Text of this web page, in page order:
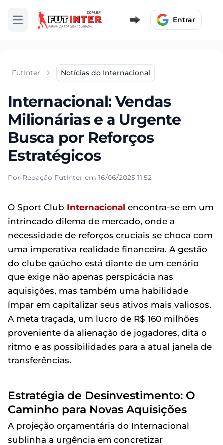
Abrir menu Entrar
FutInter Notícias do Internacional
Internacional: Vendas
Milionárias e a Urgente
Busca por Reforços
Estratégicos
Por Redação FutInter em 16/06/2025 11:52
O Sport Club Internacional encontra-se em um
intrincado dilema de mercado, onde a
necessidade de reforços cruciais se choca com
uma imperativa realidade financeira. A gestão
do clube gaúcho está diante de um cenário
que exige não apenas perspicácia nas
aquisições, mas também uma habilidade
ímpar em capitalizar seus ativos mais valiosos.
A meta traçada, um lucro de R$ 160 milhões
proveniente da alienação de jogadores, dita o
ritmo e as possibilidades para a atual janela de
transferências.
Estratégia de Desinvestimento: O
Caminho para Novas Aquisições
A projeção orçamentária do Internacional
sublinha a urgência em concretizar